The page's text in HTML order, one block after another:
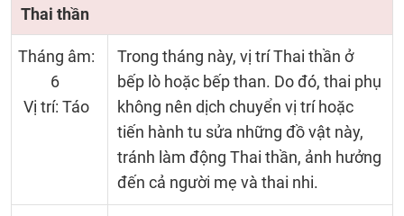
Thai thần
Tháng âm:
6
Vị trí: Táo
Trong tháng này, vị trí Thai thần ở
bếp lò hoặc bếp than. Do đó, thai phụ
không nên dịch chuyển vị trí hoặc
tiến hành tu sửa những đồ vật này,
tránh làm động Thai thần, ảnh hưởng
đến cả người mẹ và thai nhi.